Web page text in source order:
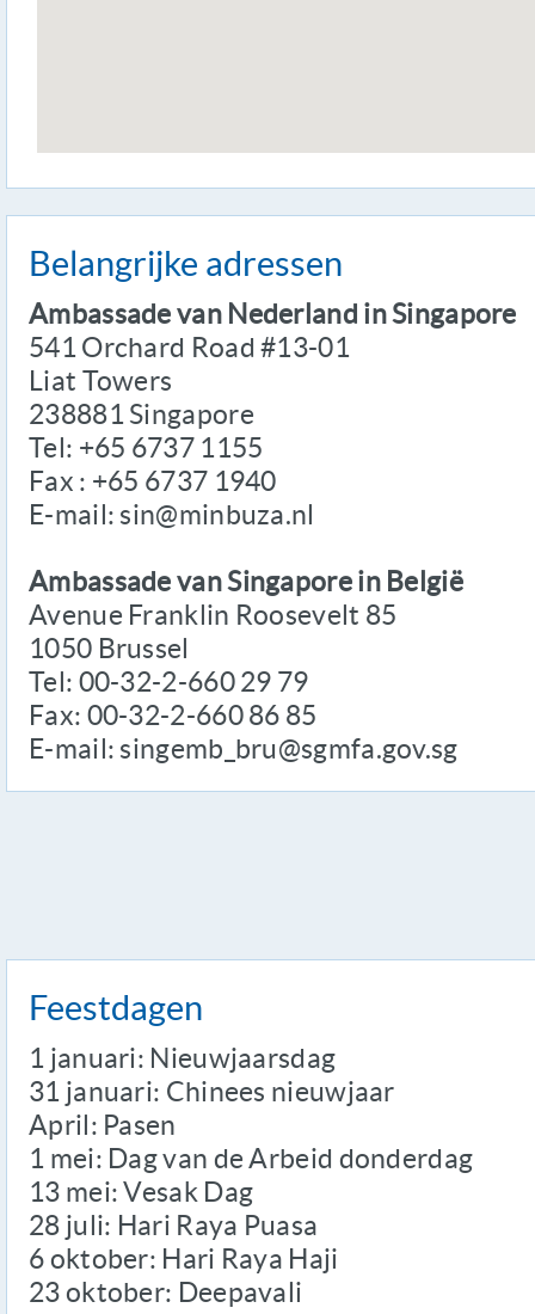
Belangrijke adressen
Ambassade van Nederland in Singapore
541 Orchard Road #13-01
Liat Towers
238881 Singapore
Tel: +65 6737 1155
Fax : +65 6737 1940
E-mail: sin@minbuza.nl
Ambassade van Singapore in België
Avenue Franklin Roosevelt 85
1050 Brussel
Tel: 00-32-2-660 29 79
Fax: 00-32-2-660 86 85
E-mail: singemb_bru@sgmfa.gov.sg
Feestdagen
1 januari: Nieuwjaarsdag
31 januari: Chinees nieuwjaar
April: Pasen
1 mei: Dag van de Arbeid donderdag
13 mei: Vesak Dag
28 juli: Hari Raya Puasa
6 oktober: Hari Raya Haji
23 oktober: Deepavali